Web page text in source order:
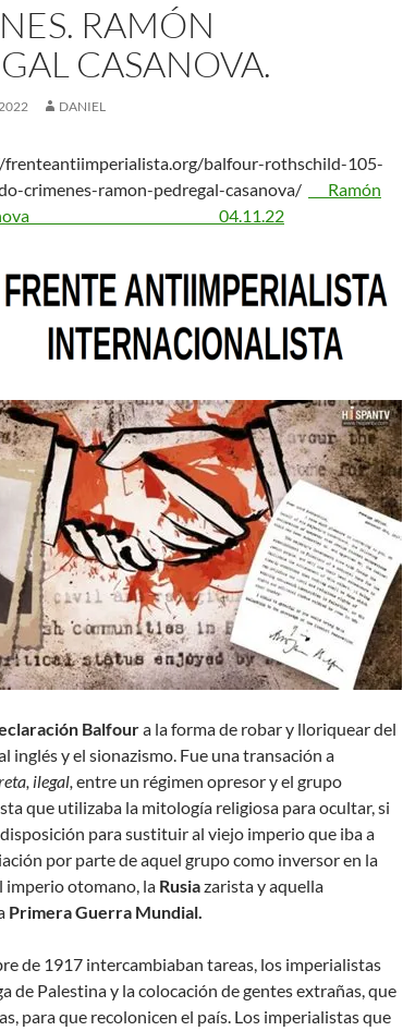
RAMÓN
CASANOVA.
DANIEL
balfour-rothschild-105-
crimenes-ramon-pedregal-casanova/
Ramón
Casanova 04.11.22
Balfoura la forma de robar y lloriquear del
inglés y el sionazismo. Fue una transación a
ilegal, entre un régimen opresor y el grupo
que utilizaba la mitología religiosa para ocultar, si
disposición para sustituir al viejo imperio que iba a
por parte de aquel grupo como inversor en la
imperio otomano, la Rusiazarista y aquella
Primera Guerra Mundial.
de 1917 intercambiaban tareas, los imperialistas
de Palestina y la colocación de gentes extrañas, que
para que recolonicen el país. Los imperialistas que